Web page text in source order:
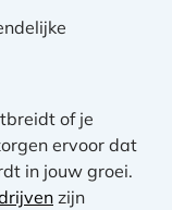
of je
ervoor dat
in jouw groei.
zijn